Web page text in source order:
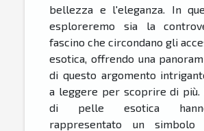
bellezza e l'eleganza. In
esploreremo sia la
fascino che circondano gli
esotica, offrendo una
di questo argomento
a leggere per scoprire di più.
di pelle esotica
rappresentato un